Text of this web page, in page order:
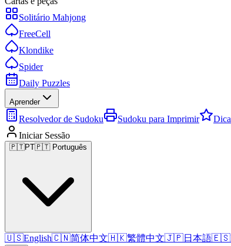
Solitário Mahjong
FreeCell
Klondike
Spider
Daily Puzzles
Aprender
Resolvedor de Sudoku Sudoku para Imprimir
Iniciar Sessão
🇵🇹PT🇵🇹 Português
🇺🇸English🇨🇳简体中文🇭🇰繁體中文🇯🇵日本語🇪🇸